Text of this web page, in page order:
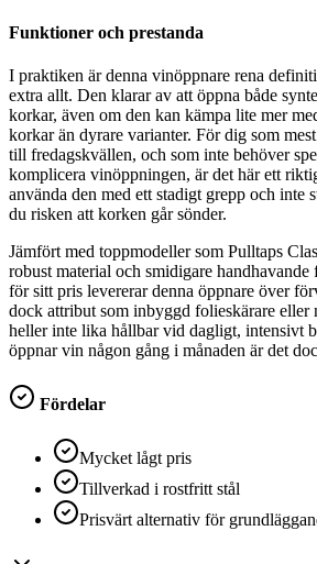
Funktioner och prestanda
I praktiken är denna vinöppnare rena
extra allt. Den klarar av att öppna både
korkar, även om den kan kämpa lite mer
korkar än dyrare varianter. För dig som
till fredagskvällen, och som inte behöver
komplicera vinöppningen, är det här ett
använda den med ett stadigt grepp och inte
du risken att korken går sönder.
Jämfört med toppmodeller som Pulltaps
robust material och smidigare handhavande
för sitt pris levererar denna öppnare över
dock attribut som inbyggd folieskärare
heller inte lika hållbar vid dagligt, intensivt
öppnar vin någon gång i månaden är det
Fördelar
Mycket lågt pris
Tillverkad i rostfritt stål
Prisvärt alternativ för